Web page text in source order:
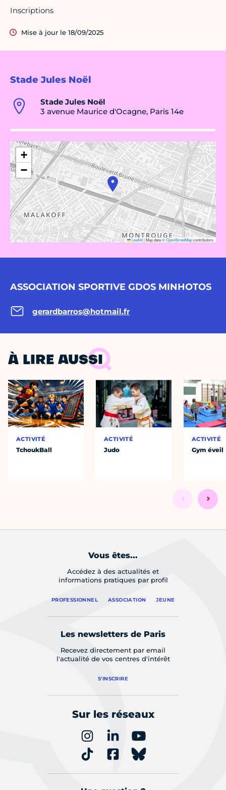
Stade Jules Noël
Stade Jules Noël
3 avenue Maurice d'Ocagne, Paris 14e
+
−
Leaflet|Map data ©OpenStreetMapcontributors
ASSOCIATION SPORTIVE GDOS MINHOTOS
gerardbarros@hotmail.fr
Inscriptions
Mise à jour le 18/09/2025
À LIRE AUSSI
ACTIVITÉ
TchoukBall
ACTIVITÉ
Judo
ACTIVITÉ
Gym éveil
Vous êtes...
Accédez à des actualités et
informations pratiques par profil
PROFESSIONNEL ASSOCIATION JEUNE
Les newsletters de Paris
Recevez directement par email
l'actualité de vos centres d'intérêt
S'INSCRIRE
Sur les réseaux